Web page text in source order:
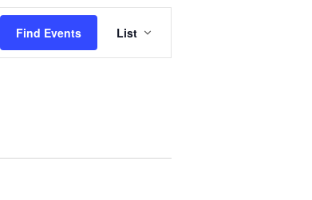
Find Events
Event
Views
Navigation
List